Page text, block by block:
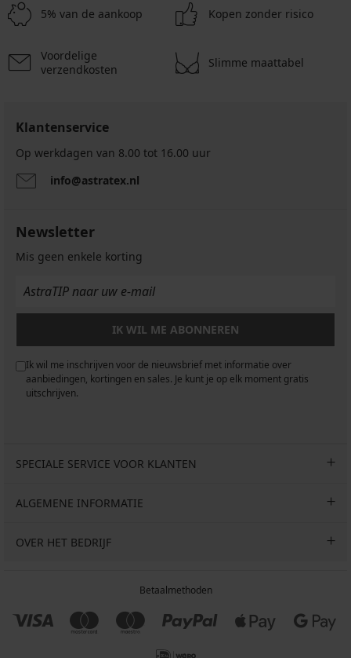
5% van de aankoop Kopen zonder risico
Voordelige
verzendkosten
Slimme maattabel
Klantenservice
Op werkdagen van 8.00 tot 16.00 uur
info@astratex.nl
Newsletter
Mis geen enkele korting
IK WIL ME ABONNEREN
Ik wil me inschrijven voor de nieuwsbrief met informatie over
aanbiedingen, kortingen en sales. Je kunt je op elk moment gratis
uitschrijven.
SPECIALE SERVICE VOOR KLANTEN
ALGEMENE INFORMATIE
OVER HET BEDRIJF
Betaalmethoden